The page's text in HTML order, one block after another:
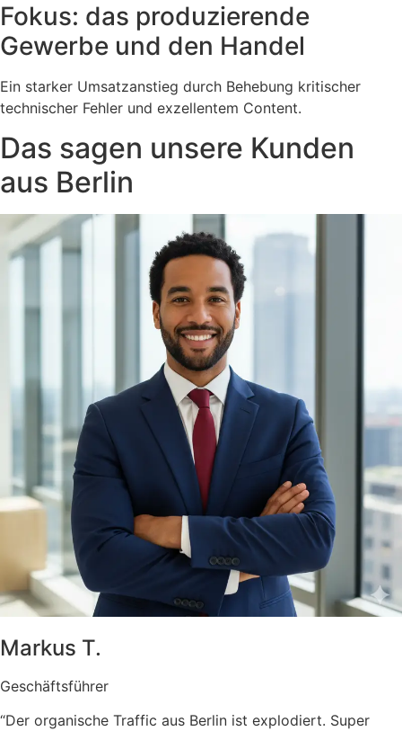
Fokus: das produzierende
Gewerbe und den Handel
Ein starker Umsatzanstieg durch Behebung kritischer
technischer Fehler und exzellentem Content.
Das sagen unsere Kunden
aus Berlin
Markus T.
Geschäftsführer
“Der organische Traffic aus Berlin ist explodiert. Super